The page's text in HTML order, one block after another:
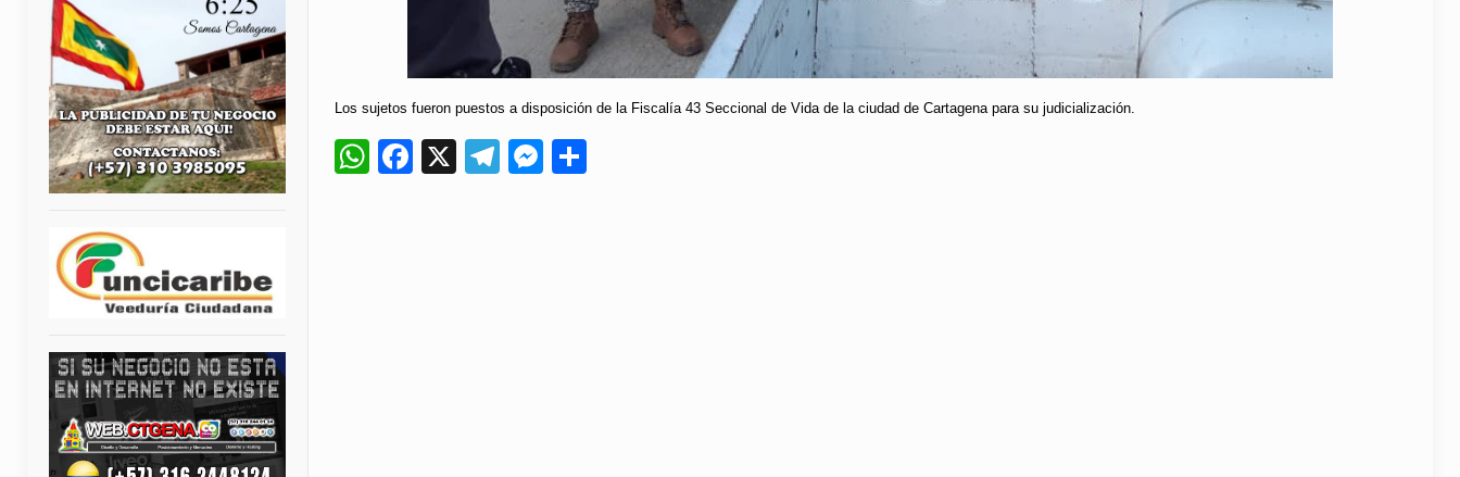
Los sujetos fueron puestos a disposición de la Fiscalía 43 Seccional de Vida de la ciudad de Cartagena para su judicialización.
WhatsApp
Facebook
X Telegram
Messenger